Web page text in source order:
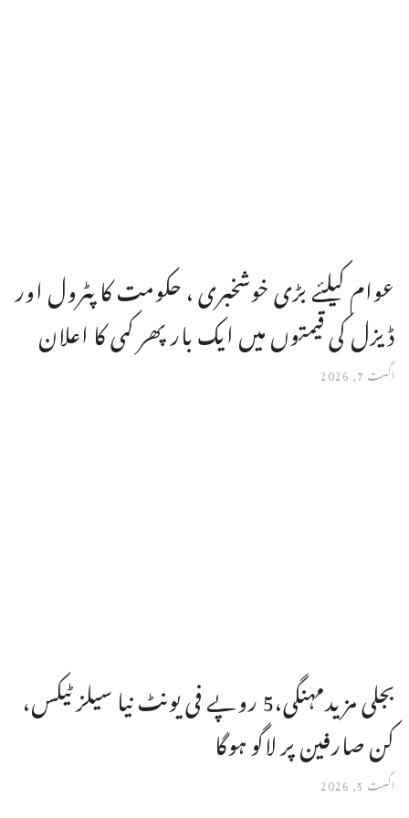
عوام کیلئے بڑی خوشخبری ، حکومت کا پٹرول اور
ڈیزل کی قیمتوں میں ایک بار پھر کمی کا اعلان
اگست 7, 2026
بجلی مزیدمہنگی،5 روپے فی یونٹ نیا سیلز ٹیکس،
کن صارفین پر لاگو ہوگا
اگست 5, 2026